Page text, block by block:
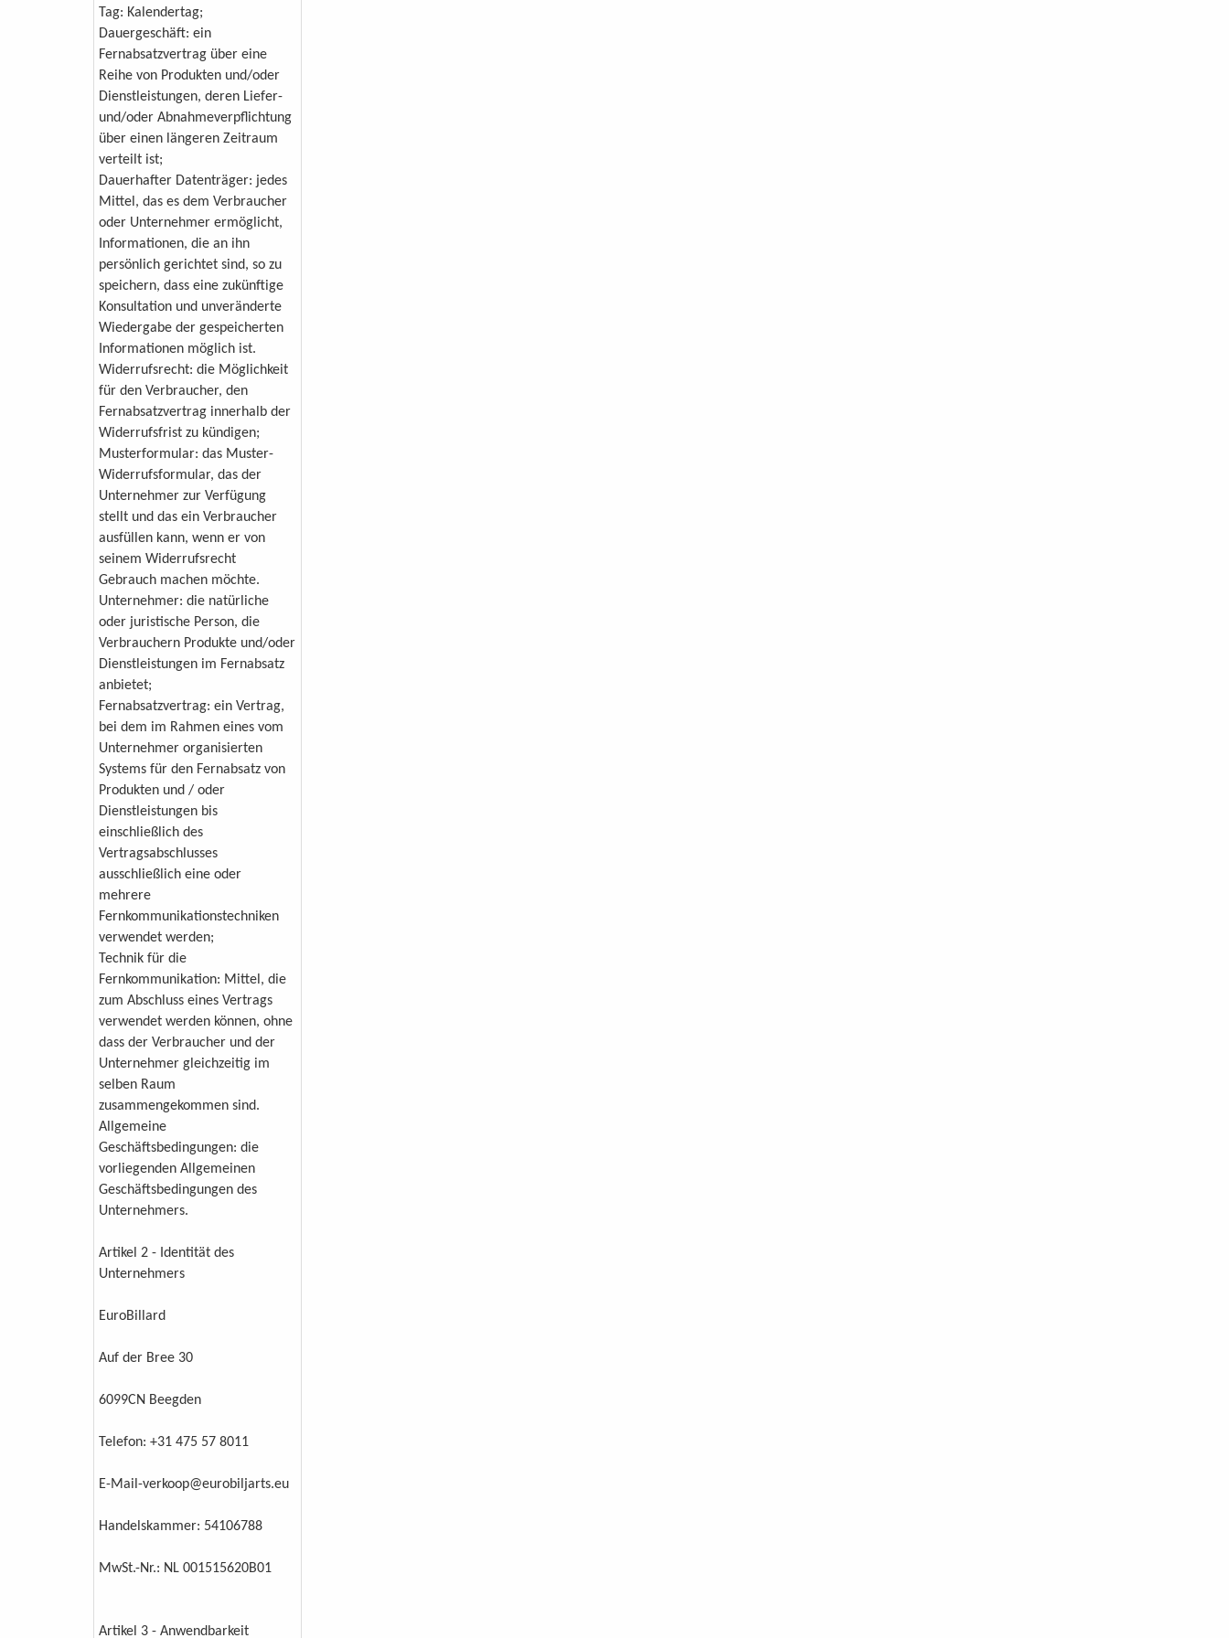
Tag: Kalendertag;
Dauergeschäft: ein
Fernabsatzvertrag über eine
Reihe von Produkten und/oder
Dienstleistungen, deren Liefer-
und/oder Abnahmeverpflichtung
über einen längeren Zeitraum
verteilt ist;
Dauerhafter Datenträger: jedes
Mittel, das es dem Verbraucher
oder Unternehmer ermöglicht,
Informationen, die an ihn
persönlich gerichtet sind, so zu
speichern, dass eine zukünftige
Konsultation und unveränderte
Wiedergabe der gespeicherten
Informationen möglich ist.
Widerrufsrecht: die Möglichkeit
für den Verbraucher, den
Fernabsatzvertrag innerhalb der
Widerrufsfrist zu kündigen;
Musterformular: das Muster-
Widerrufsformular, das der
Unternehmer zur Verfügung
stellt und das ein Verbraucher
ausfüllen kann, wenn er von
seinem Widerrufsrecht
Gebrauch machen möchte.
Unternehmer: die natürliche
oder juristische Person, die
Verbrauchern Produkte und/oder
Dienstleistungen im Fernabsatz
anbietet;
Fernabsatzvertrag: ein Vertrag,
bei dem im Rahmen eines vom
Unternehmer organisierten
Systems für den Fernabsatz von
Produkten und / oder
Dienstleistungen bis
einschließlich des
Vertragsabschlusses
ausschließlich eine oder
mehrere
Fernkommunikationstechniken
verwendet werden;
Technik für die
Fernkommunikation: Mittel, die
zum Abschluss eines Vertrags
verwendet werden können, ohne
dass der Verbraucher und der
Unternehmer gleichzeitig im
selben Raum
zusammengekommen sind.
Allgemeine
Geschäftsbedingungen: die
vorliegenden Allgemeinen
Geschäftsbedingungen des
Unternehmers.
Artikel 2 - Identität des
Unternehmers
EuroBillard
Auf der Bree 30
6099CN Beegden
Telefon: +31 475 57 8011
E-Mail-verkoop@eurobiljarts.eu
Handelskammer: 54106788
MwSt.-Nr.: NL 001515620B01
Artikel 3 - Anwendbarkeit